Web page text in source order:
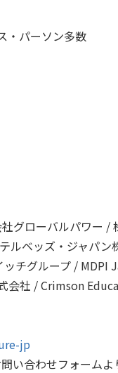
・パーソン多数
グローバルパワー
ルベッズ・ジャパ
チグループ / MDPI
会社 / Crimson
jp
合わせフォームよ